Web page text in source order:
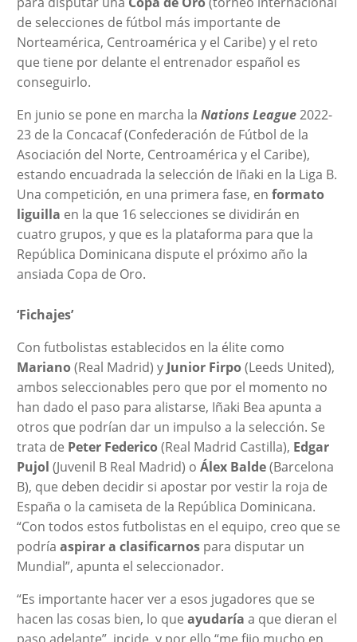
de selecciones de fútbol más importante de
Norteamérica, Centroamérica y el Caribe) y el reto
que tiene por delante el entrenador español es
conseguirlo.
En junio se pone en marcha la Nations League2022-
23 de la Concacaf (Confederación de Fútbol de la
Asociación del Norte, Centroamérica y el Caribe),
estando encuadrada la selección de Iñaki en la Liga B.
Una competición, en una primera fase, en formato
liguilla en la que 16 selecciones se dividirán en
cuatro grupos, y que es la plataforma para que la
República Dominicana dispute el próximo año la
ansiada Copa de Oro.
‘Fichajes’
Con futbolistas establecidos en la élite como
Mariano(Real Madrid) y Junior Firpo(Leeds United),
ambos seleccionables pero que por el momento no
han dado el paso para alistarse, Iñaki Bea apunta a
otros que podrían dar un impulso a la selección. Se
trata de Peter Federico(Real Madrid Castilla), Edgar
Pujol (Juvenil B Real Madrid) o Álex Balde(Barcelona
B), que deben decidir si apostar por vestir la roja de
España o la camiseta de la República Dominicana.
“Con todos estos futbolistas en el equipo, creo que se
podría aspirar a clasificarnospara disputar un
Mundial”, apunta el seleccionador.
“Es importante hacer ver a esos jugadores que se
hacen las cosas bien, lo que ayudaría a que dieran el